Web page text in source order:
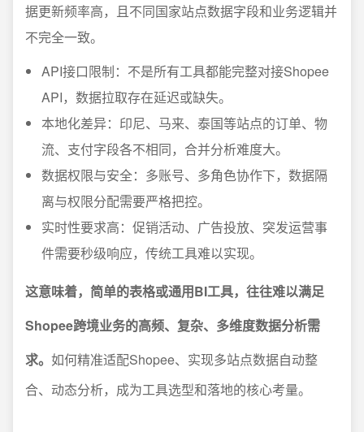
据更新频率高，且不同国家站点数据字段和业务逻辑并
不完全一致。
API接口限制：不是所有工具都能完整对接Shopee
API，数据拉取存在延迟或缺失。
本地化差异：印尼、马来、泰国等站点的订单、物
流、支付字段各不相同，合并分析难度大。
数据权限与安全：多账号、多角色协作下，数据隔
离与权限分配需要严格把控。
实时性要求高：促销活动、广告投放、突发运营事
件需要秒级响应，传统工具难以实现。
这意味着，简单的表格或通用BI工具，往往难以满足
Shopee跨境业务的高频、复杂、多维度数据分析需
求。 如何精准适配Shopee、实现多站点数据自动整
合、动态分析，成为工具选型和落地的核心考量。